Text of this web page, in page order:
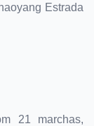
Estrada
21 marchas,